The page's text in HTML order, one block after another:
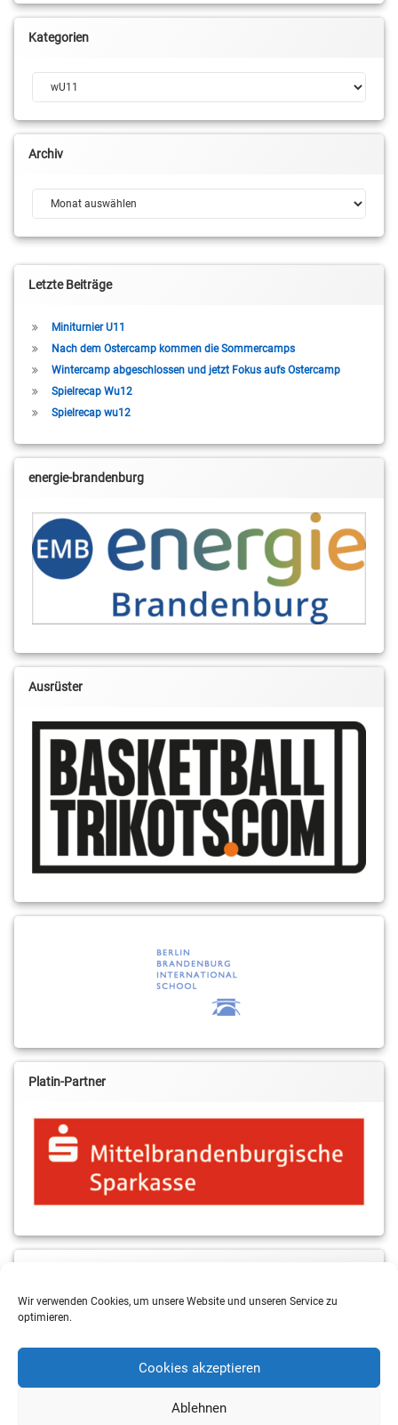
Wir verwenden Cookies, um unsere Website und unseren Service zu
optimieren.
Cookies akzeptieren
Ablehnen
Kategorien
Kategorien
Archiv
Archiv
Letzte Beiträge
Miniturnier U11
Nach dem Ostercamp kommen die Sommercamps
Wintercamp abgeschlossen und jetzt Fokus aufs Ostercamp
Spielrecap Wu12
Spielrecap wu12
energie-brandenburg
Ausrüster
Platin-Partner